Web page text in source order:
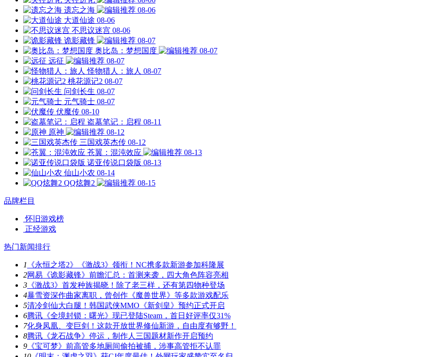
遗忘之海
08-06
大道仙途 08-06
不思议迷宫 08-06
诡影藏锋
08-07
奥比岛：梦想国度
08-07
远征
08-07
怪物猎人：旅人 08-07
桃花源记2 08-07
问剑长生 08-07
元气骑士 08-07
伏魔传 08-10
盗墓笔记：启程 08-11
原神
08-12
三国戏英杰传 08-12
苍翼：混沌效应
08-13
诺亚传说口袋版 08-13
仙山小农 08-14
QQ炫舞2
08-15
品牌栏目
怀旧游戏榜
正经游戏
热门新闻排行
1
《永恒之塔2》《激战3》领衔！NC携多款新游参加科隆展
2网易《诡影藏锋》前瞻汇总：首测来袭，四大角色阵容亮相
3 《激战3》首发种族揭晓！除了老三样，还有第四物种登场
4暴雪资深作曲家离职，曾创作《魔兽世界》等多款游戏配乐
5清冷剑仙大白腿！韩国武侠MMO《新剑皇》预约正式开启
6腾讯《全境封锁：曙光》现已登陆Steam，首日好评率仅31%
7化身凤凰、变巨剑！这款开放世界修仙新游，自由度有够野！
8腾讯《龙石战争》停运，制作人三国题材新作开启预约
9 《宝可梦》前高管多地厕间偷拍被捕，涉事高管拒不认罪